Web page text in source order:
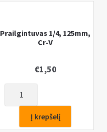
Prailgintuvas 1/4, 125mm,
Cr-V
€1,50
Prailgintuvas
Į krepšelį